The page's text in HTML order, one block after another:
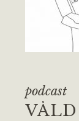
podcast